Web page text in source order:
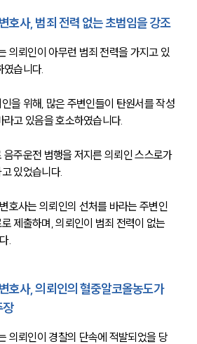
호사, 범죄 전력 없는 초범임을 강조
의뢰인이 아무런 범죄 전력을 가지고 있
였습니다.
을 위해, 많은 주변인들이 탄원서를 작성
고 있음을 호소하였습니다.
주운전 범행을 저지른 의뢰인 스스로가
있었습니다.
호사는 의뢰인의 선처를 바라는 주변인
제출하며, 의뢰인이 범죄 전력이 없는
.
호사, 의뢰인의 혈중알코올농도가
장
의뢰인이 경찰의 단속에 적발되었을 당